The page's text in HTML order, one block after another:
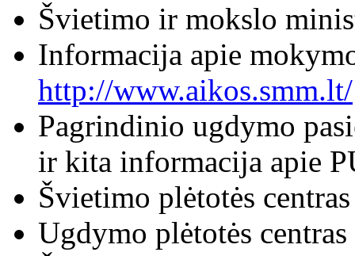
Švietimo ir mokslo
Informacija apie
http://www.aikos.smm.lt/
Pagrindinio ugdymo
ir kita informacija apie
Švietimo plėtotės
Ugdymo plėtotės centras